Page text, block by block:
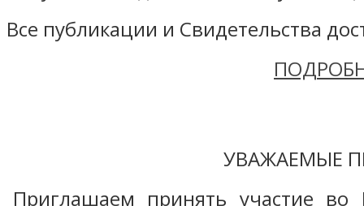
Все публикации и Свидетельства
УВАЖАЕМЫЕ
Приглашаем принять участие во